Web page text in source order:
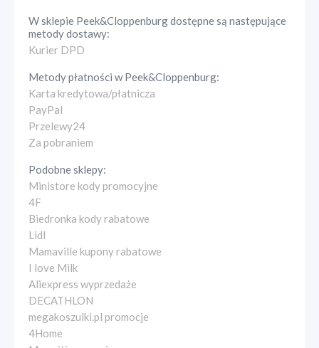
W sklepie Peek&Cloppenburgdostępne są następujące
metody dostawy:
Kurier DPD
Metody płatności wPeek&Cloppenburg:
Karta kredytowa/płatnicza
PayPal
Przelewy24
Za pobraniem
Podobne sklepy:
Ministore kody promocyjne
4F
Biedronka kody rabatowe
Lidl
Mamaville kupony rabatowe
I love Milk
Aliexpress wyprzedaże
DECATHLON
megakoszulki.pl promocje
4Home